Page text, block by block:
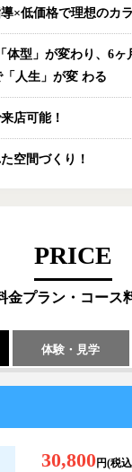
×低価格で理想のカ
体型」が変わり、6ヶ
人生」が変 わる
店可能！
空間づくり！
PRICE
金プラン・コース
体験・見学
30,800円(税